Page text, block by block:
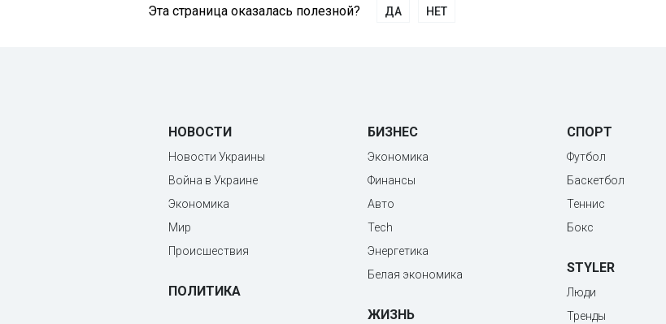
Эта страница оказалась полезной? ДА НЕТ
НОВОСТИ
Новости Украины
Война в Украине
Экономика
Мир
Происшествия
ПОЛИТИКА
БИЗНЕС
Экономика
Финансы
Авто
Tech
Энергетика
Белая экономика
ЖИЗНЬ
СПОРТ
Футбол
Баскетбол
Теннис
Бокс
STYLER
Люди
Тренды